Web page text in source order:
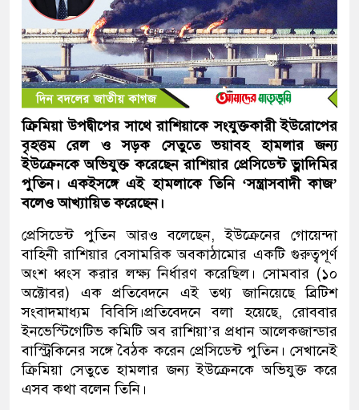
ক্রিমিয়া উপদ্বীপের সাথে রাশিয়াকে সংযুক্তকারী ইউরোপের
বৃহত্তম রেল ও সড়ক সেতুতে ভয়াবহ হামলার জন্য
ইউক্রেনকে অভিযুক্ত করেছেন রাশিয়ার প্রেসিডেন্ট ভ্লাদিমির
পুতিন। একইসঙ্গে এই হামলাকে তিনি ‘সন্ত্রাসবাদী কাজ’
বলেও আখ্যায়িত করেছেন।
প্রেসিডেন্ট পুতিন আরও বলেছেন, ইউক্রেনের গোয়েন্দা
বাহিনী রাশিয়ার বেসামরিক অবকাঠামোর একটি গুরুত্বপূর্ণ
অংশ ধ্বংস করার লক্ষ্য নির্ধারণ করেছিল। সোমবার (১০
অক্টোবর) এক প্রতিবেদনে এই তথ্য জানিয়েছে ব্রিটিশ
সংবাদমাধ্যম বিবিসি।প্রতিবেদনে বলা হয়েছে, রোববার
ইনভেস্টিগেটিভ কমিটি অব রাশিয়া’র প্রধান আলেকজান্ডার
বাস্ট্রিকিনের সঙ্গে বৈঠক করেন প্রেসিডেন্ট পুতিন। সেখানেই
ক্রিমিয়া সেতুতে হামলার জন্য ইউক্রেনকে অভিযুক্ত করে
এসব কথা বলেন তিনি।